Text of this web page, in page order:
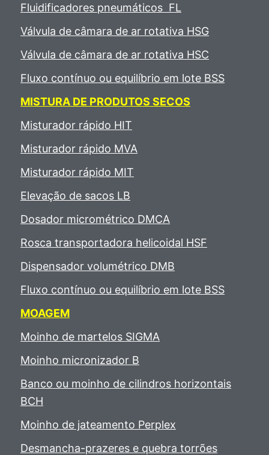
Fluidificadores pneumáticos FL
Válvula de câmara de ar rotativa HSG
Válvula de câmara de ar rotativa HSC
Fluxo contínuo ou equilíbrio em lote BSS
MISTURA DE PRODUTOS SECOS
Misturador rápido HIT
Misturador rápido MVA
Misturador rápido MIT
Elevação de sacos LB
Dosador micrométrico DMCA
Rosca transportadora helicoidal HSF
Dispensador volumétrico DMB
Fluxo contínuo ou equilíbrio em lote BSS
MOAGEM
Moinho de martelos SIGMA
Moinho micronizador B
Banco ou moinho de cilindros horizontais
BCH
Moinho de jateamento Perplex
Desmancha-prazeres e quebra torrões